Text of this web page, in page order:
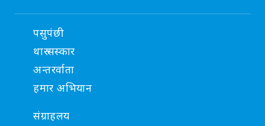
पसुपंछी
थारु सस्कार
अन्तरर्वाता
हमार अभियान
संग्राहलय